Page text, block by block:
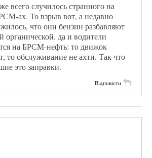
всего случилось странного на
ах. То взрыв вот, а недавно
что они бензин разбавляют
органической. да и водители
на БРСМ-нефть: то движок
то обслуживание не ахти. Так что
это заправки.
Відповісти